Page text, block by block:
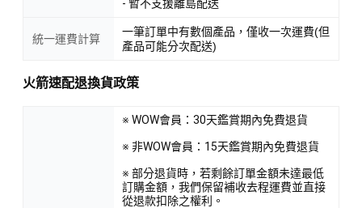
- 暫不支援離島配送
統一運費計算
一筆訂單中有數個產品，僅收一次運費(但
產品可能分次配送)
火箭速配退換貨政策
※ WOW會員：30天鑑賞期內免費退貨
※ 非WOW會員：15天鑑賞期內免費退貨
※ 部分退貨時，若剩餘訂單金額未達最低
訂購金額，我們保留補收去程運費並直接
從退款扣除之權利。